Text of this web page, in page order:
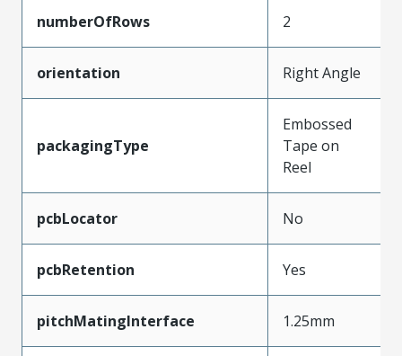
numberOfRows 2
orientation Right Angle
packagingType
Embossed
Tape on
Reel
pcbLocator No
pcbRetention Yes
pitchMatingInterface 1.25mm